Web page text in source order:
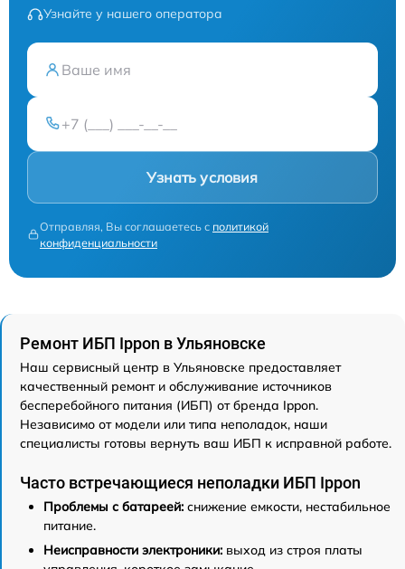
Узнайте у нашего оператора
Узнать условия
Отправляя, Вы соглашаетесь с политикой
конфиденциальности
Ремонт ИБП Ippon в Ульяновске
Наш сервисный центр в Ульяновске предоставляет
качественный ремонт и обслуживание источников
бесперебойного питания (ИБП) от бренда Ippon.
Независимо от модели или типа неполадок, наши
специалисты готовы вернуть ваш ИБП к исправной работе.
Часто встречающиеся неполадки ИБП Ippon
Проблемы с батареей: снижение емкости, нестабильное
питание.
Неисправности электроники: выход из строя платы